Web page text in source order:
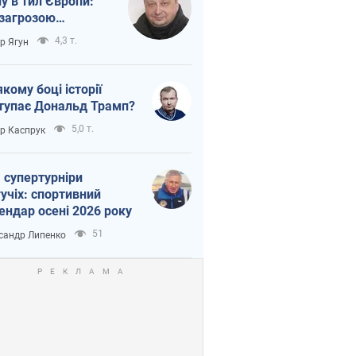
логістика
Ягун 4,3 т.
боці історії
Дональд Трамп?
Каспрук 5,0 т.
спортивний
осені 2026 року
Липенко 51